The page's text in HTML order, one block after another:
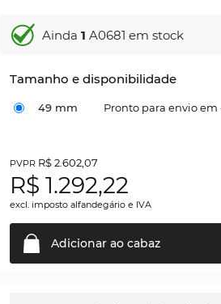
Ainda1 A0681 em stock
Tamanho e disponibilidade
49 mm Pronto para envio em
PVPR R$ 2.602,07
R$1.292,22
excl. imposto alfandegário e IVA
Adicionar ao cabaz